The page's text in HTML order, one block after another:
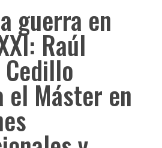
guerra en
Raúl
Cedillo
el Máster en